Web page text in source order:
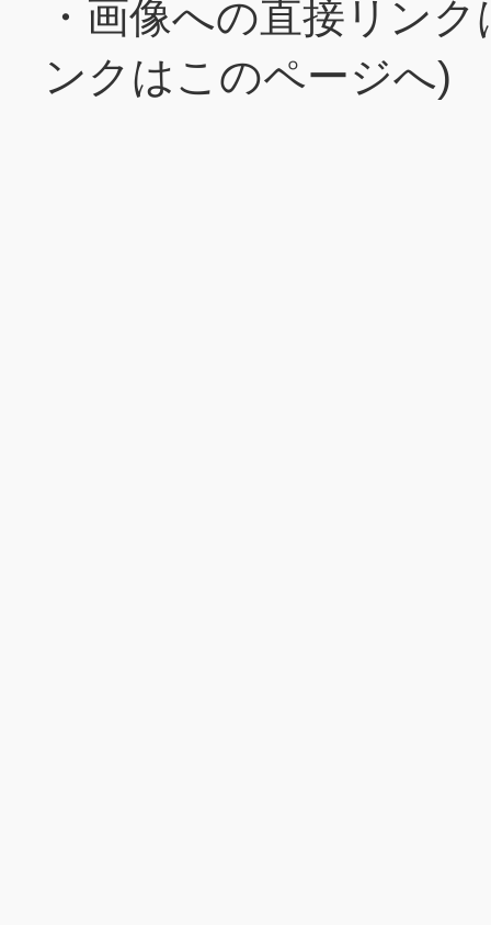
・画像への直接リン
ンクはこのページへ)